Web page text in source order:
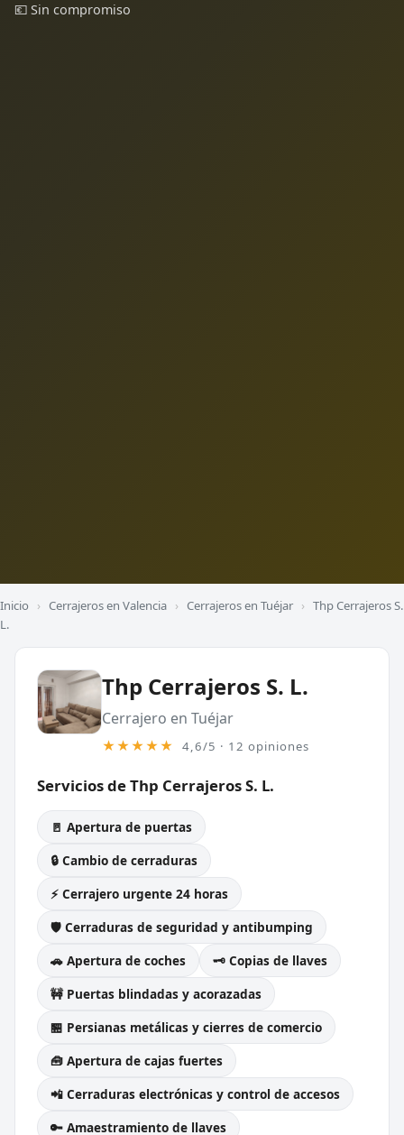
💶 Sin compromiso
Inicio › Cerrajeros en Valencia › Cerrajeros en Tuéjar › Thp Cerrajeros S.
L.
Thp Cerrajeros S. L.
Cerrajero en Tuéjar
★★★★★ 4,6/5 · 12 opiniones
Servicios de Thp Cerrajeros S. L.
🚪 Apertura de puertas
🔒 Cambio de cerraduras
⚡ Cerrajero urgente 24 horas
🛡️ Cerraduras de seguridad y antibumping
🚗 Apertura de coches
🗝️ Copias de llaves
🚧 Puertas blindadas y acorazadas
🏪 Persianas metálicas y cierres de comercio
🧰 Apertura de cajas fuertes
📲 Cerraduras electrónicas y control de accesos
🔑 Amaestramiento de llaves